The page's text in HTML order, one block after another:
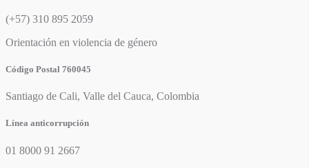
(+57) 310 895 2059
Orientación en violencia de género
Código Postal 760045
Santiago de Cali, Valle del Cauca, Colombia
Línea anticorrupción
01 8000 91 2667